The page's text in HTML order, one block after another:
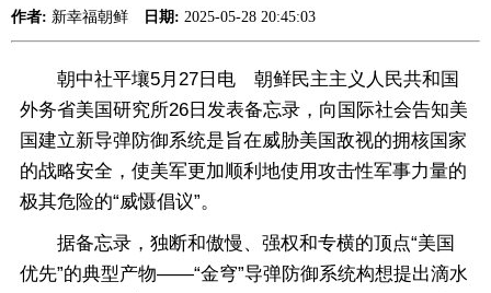
作者: 新幸福朝鲜 日期: 2025-05-28 20:45:03
朝中社平壤5月27日电 朝鲜民主主义人民共和国
外务省美国研究所26日发表备忘录，向国际社会告知美
国建立新导弹防御系统是旨在威胁美国敌视的拥核国家
的战略安全，使美军更加顺利地使用攻击性军事力量的
极其危险的“威慑倡议”。
据备忘录，独断和傲慢、强权和专横的顶点“美国
优先”的典型产物——“金穹”导弹防御系统构想提出滴水